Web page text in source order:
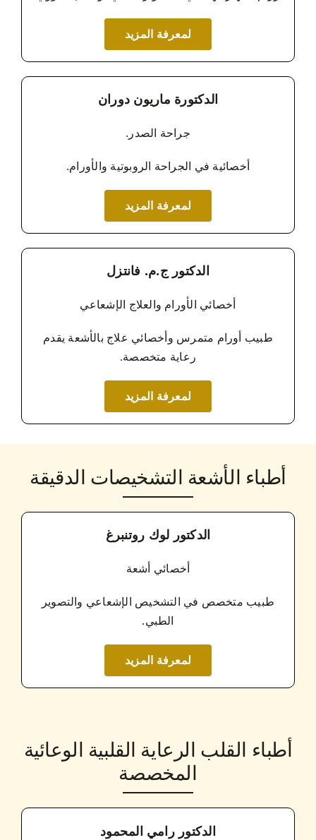
لمعرفة المزيد
الدكتورة ماريون دوران
جراحة الصدر.
أخصائية في الجراحة الروبوتية والأورام.
لمعرفة المزيد
الدكتور ج.م. فانتزل
أخصائي الأورام والعلاج الإشعاعي
طبيب أورام متمرس وأخصائي علاج بالأشعة يقدم
رعاية متخصصة.
لمعرفة المزيد
أطباء الأشعة التشخيصات الدقيقة
الدكتور لوك روتنبرغ
أخصائي أشعة
طبيب متخصص في التشخيص الإشعاعي والتصوير
الطبي.
لمعرفة المزيد
أطباء القلب الرعاية القلبية الوعائية
المخصصة
الدكتور رامي المحمود